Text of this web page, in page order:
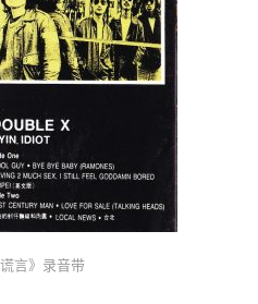
谎言》录音带